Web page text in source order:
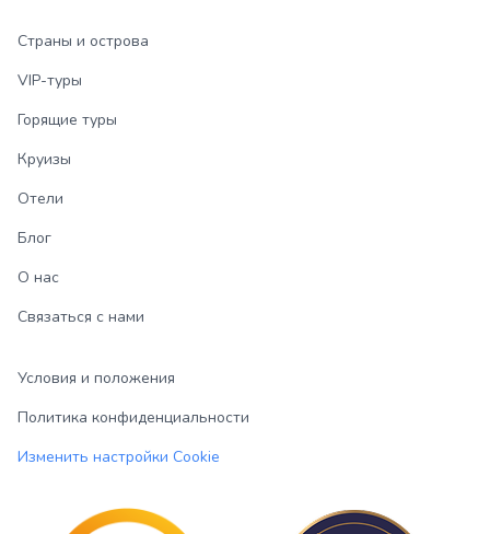
Страны и острова
VIP-туры
Горящие туры
Круизы
Отели
Блог
О нас
Связаться с нами
Условия и положения
Политика конфиденциальности
Изменить настройки Cookie